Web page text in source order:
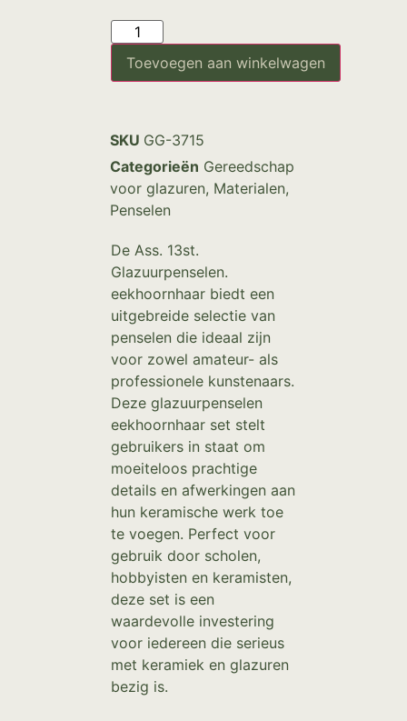
Toevoegen aan winkelwagen
SKU GG-3715
Categorieën Gereedschap
voor glazuren, Materialen,
Penselen
De Ass. 13st.
Glazuurpenselen.
eekhoornhaar biedt een
uitgebreide selectie van
penselen die ideaal zijn
voor zowel amateur- als
professionele kunstenaars.
Deze glazuurpenselen
eekhoornhaar set stelt
gebruikers in staat om
moeiteloos prachtige
details en afwerkingen aan
hun keramische werk toe
te voegen. Perfect voor
gebruik door scholen,
hobbyisten en keramisten,
deze set is een
waardevolle investering
voor iedereen die serieus
met keramiek en glazuren
bezig is.